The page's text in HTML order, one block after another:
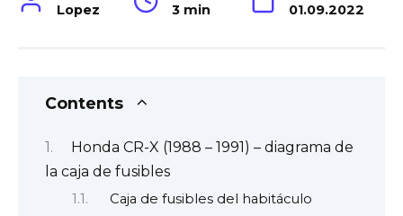
Lopez 3 min 01.09.2022
Contents
Honda CR-X (1988 – 1991) – diagrama de
la caja de fusibles
Caja de fusibles del habitáculo